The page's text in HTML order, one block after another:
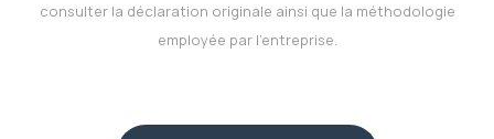
consulter la déclaration originale ainsi que la méthodologie
employée par l’entreprise.